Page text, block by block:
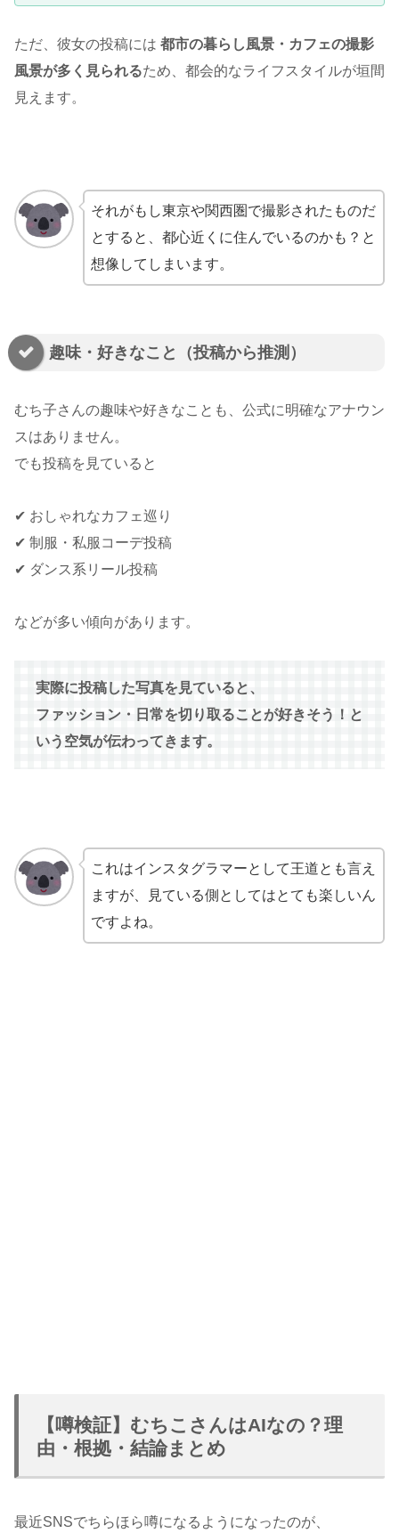
ただ、彼女の投稿には 都市の暮らし風景・カフェの撮影
風景が多く見られるため、都会的なライフスタイルが垣間
見えます。
それがもし東京や関西圏で撮影されたものだ
とすると、都心近くに住んでいるのかも？と
想像してしまいます。
趣味・好きなこと（投稿から推測）
むち子さんの趣味や好きなことも、公式に明確なアナウン
スはありません。
でも投稿を見ていると
✔ おしゃれなカフェ巡り
✔ 制服・私服コーデ投稿
✔ ダンス系リール投稿
などが多い傾向があります。
実際に投稿した写真を見ていると、
ファッション・日常を切り取ることが好きそう！と
いう空気が伝わってきます。
これはインスタグラマーとして王道とも言え
ますが、見ている側としてはとても楽しいん
ですよね。
【噂検証】むちこさんはAIなの？理
由・根拠・結論まとめ
最近SNSでちらほら噂になるようになったのが、